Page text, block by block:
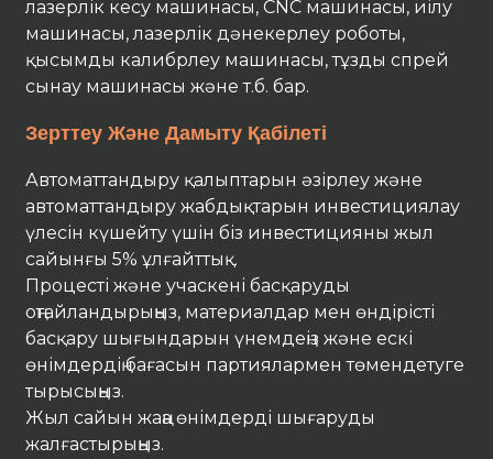
лазерлік кесу машинасы, CNC машинасы, иілу
машинасы, лазерлік дәнекерлеу роботы,
қысымды калибрлеу машинасы, тұзды спрей
сынау машинасы және т.б. бар.
Зерттеу Және Дамыту Қабілеті
Автоматтандыру қалыптарын әзірлеу және
автоматтандыру жабдықтарын инвестициялау
үлесін күшейту үшін біз инвестицияны жыл
сайынғы 5% ұлғайттық.
Процесті және учаскені басқаруды
оңтайландырыңыз, материалдар мен өндірісті
басқару шығындарын үнемдеңіз және ескі
өнімдердің бағасын партиялармен төмендетуге
тырысыңыз.
Жыл сайын жаңа өнімдерді шығаруды
жалғастырыңыз.